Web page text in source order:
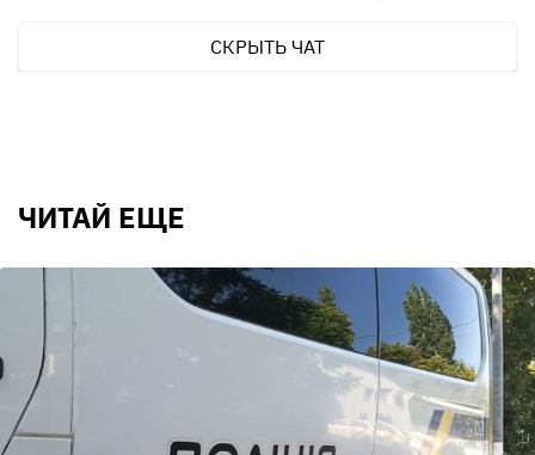
СКРЫТЬ ЧАТ
ЧИТАЙ ЕЩЕ